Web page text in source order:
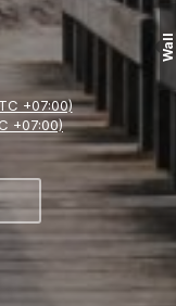
+07:00)
+07:00)
Wall